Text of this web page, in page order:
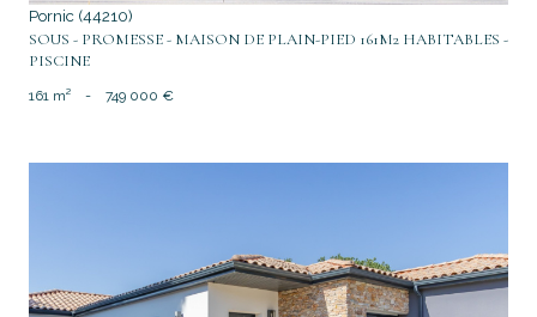
Pornic (44210)
SOUS - PROMESSE - MAISON DE PLAIN-PIED 161M2 HABITABLES -
PISCINE
161 m² - 749 000 €